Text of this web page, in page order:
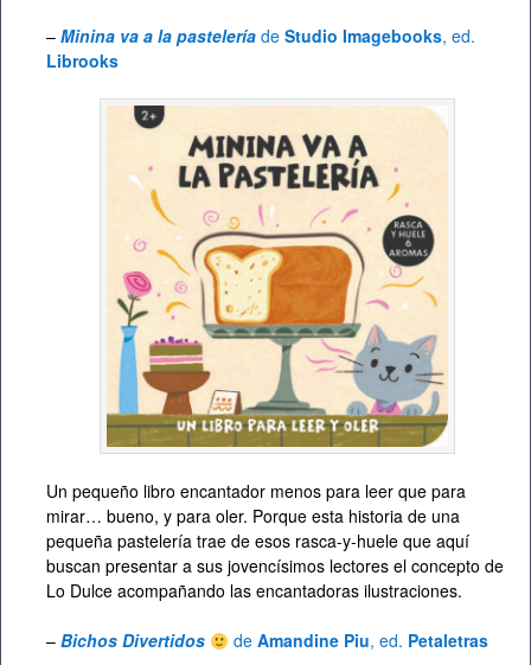
– Minina va a la pastelería de Studio Imagebooks, ed.
Librooks
Un pequeño libro encantador menos para leer que para
mirar… bueno, y para oler. Porque esta historia de una
pequeña pastelería trae de esos rasca-y-huele que aquí
buscan presentar a sus jovencísimos lectores el concepto de
Lo Dulce acompañando las encantadoras ilustraciones.
– Bichos Divertidos de Amandine Piu, ed. Petaletras